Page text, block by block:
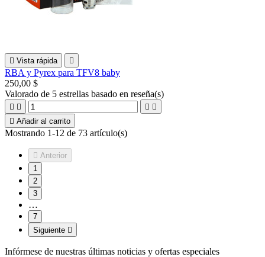
 Vista rápida 
RBA y Pyrex para TFV8 baby
250,00 $
Valorado de 5 estrellas basado en reseña(s)
   
 Añadir al carrito
Mostrando 1-12 de 73 artículo(s)
 Anterior
1
2
3
…
7
Siguiente 
Infórmese de nuestras últimas noticias y ofertas especiales